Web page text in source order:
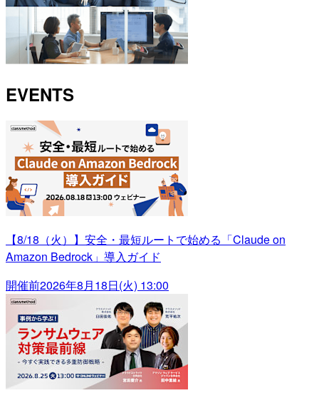
EVENTS
【8/18（火）】安全・最短ルートで始める「Claude on
Amazon Bedrock」導入ガイド
開催前2026年8月18日(火) 13:00